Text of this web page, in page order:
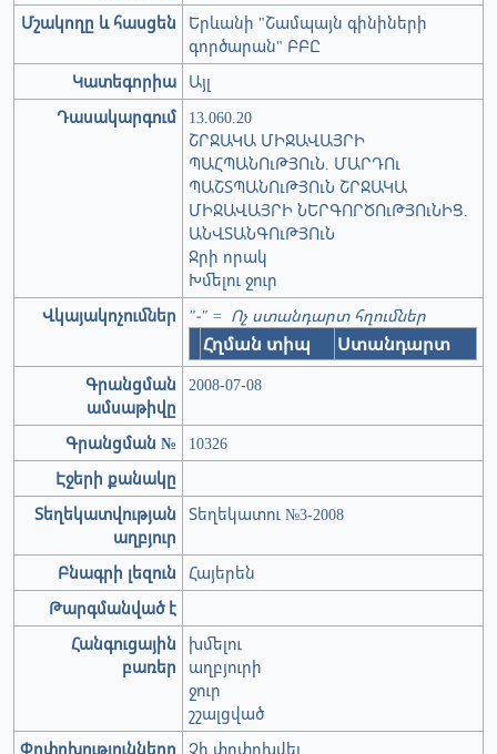
Մշակողը և հասցեն
Երևանի "Շամպայն գինիների
գործարան" ԲԲԸ
Կատեգորիա
Այլ
Դասակարգում
13.060.20
ՇՐՋԱԿԱ ՄԻՋԱՎԱՅՐԻ
ՊԱՀՊԱՆՈւԹՅՈւՆ. ՄԱՐԴՈւ
ՊԱՇՏՊԱՆՈւԹՅՈւՆ ՇՐՋԱԿԱ
ՄԻՋԱՎԱՅՐԻ ՆԵՐԳՈՐԾՈւԹՅՈւՆԻՑ.
ԱՆՎՏԱՆԳՈւԹՅՈւՆ
Ջրի որակ
Խմելու ջուր
Վկայակոչումներ
"-" = Ոչ ստանդարտ հղումներ
Հղման տիպ Ստանդարտ
Գրանցման
ամսաթիվը
2008-07-08
Գրանցման №
10326
Էջերի քանակը
Տեղեկատվության
աղբյուր
Տեղեկատու №3-2008
Բնագրի լեզուն
Հայերեն
Թարգմանված է
Հանգուցային
բառեր
խմելու
աղբյուրի
ջուր
շշալցված
Փոփոխությունները
Չի փոփոխվել